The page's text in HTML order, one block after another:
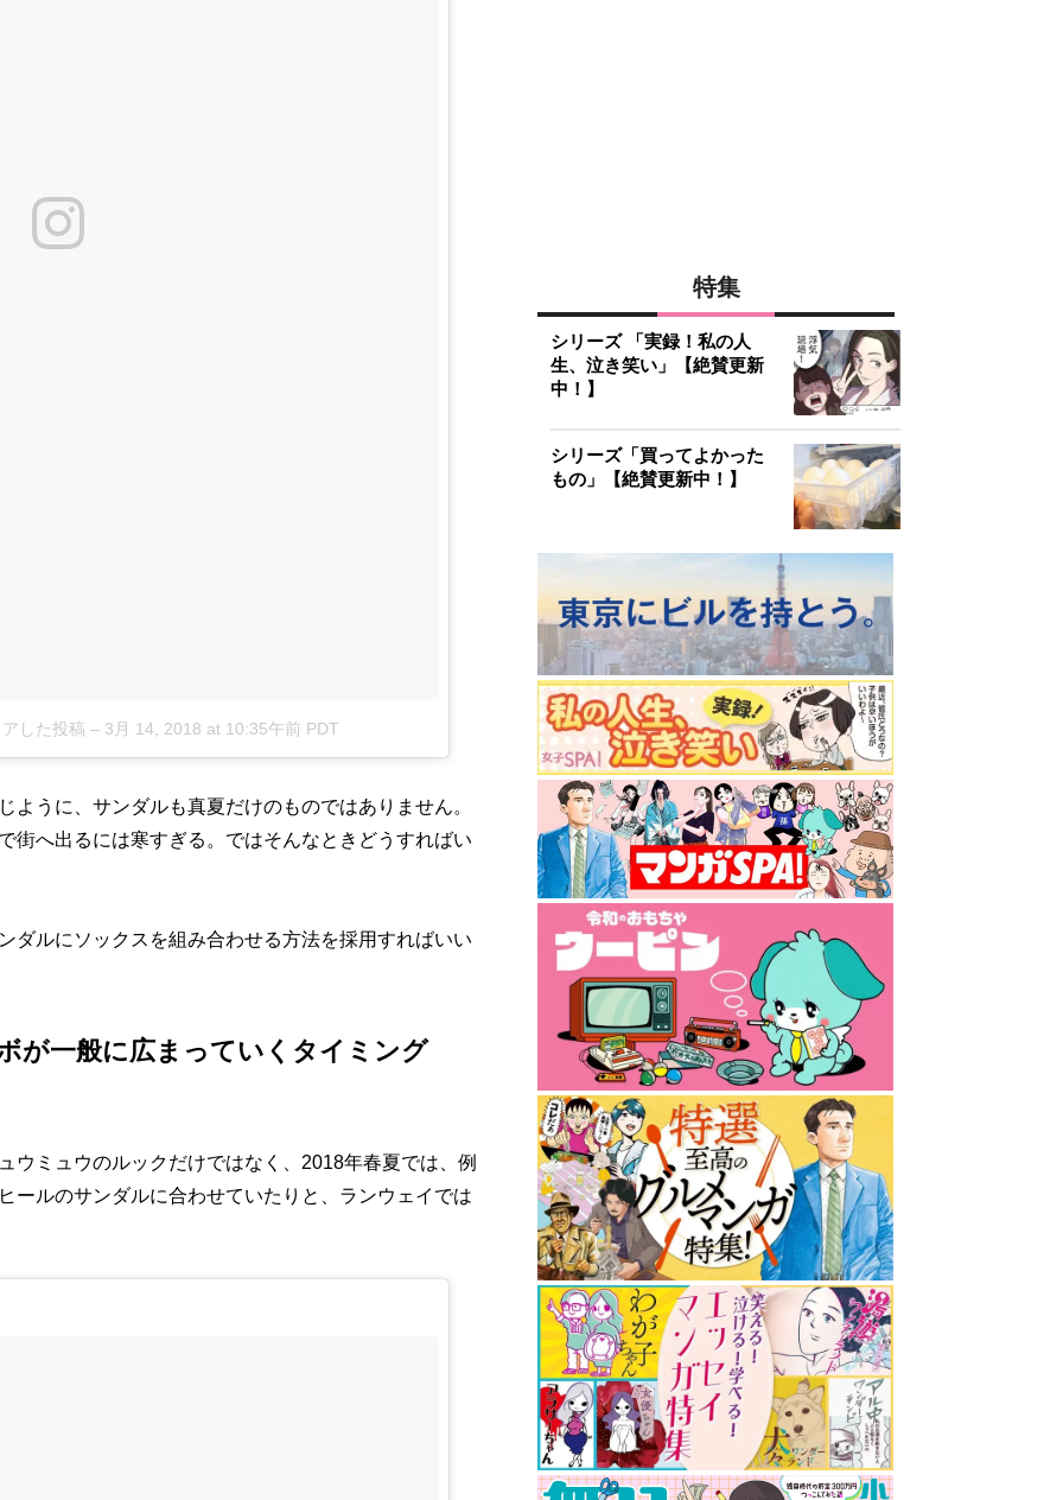
した投稿 – 3月 14, 2018 at 10:35午前 PDT
うに、サンダルも真夏だけのものではありません。
街へ出るには寒すぎる。ではそんなときどうすればい
ルにソックスを組み合わせる方法を採用すればいい
が一般に広まっていくタイミング
ミュウのルックだけではなく、2018年春夏では、例
ールのサンダルに合わせていたりと、ランウェイでは
特集
シリーズ 「実録！私の人
生、泣き笑い」【絶賛更新
中！】
シリーズ「買ってよかった
もの」【絶賛更新中！】